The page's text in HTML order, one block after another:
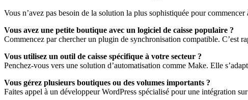
Vous n’avez pas besoin de la solution la plus sophistiquée pour
Vous avez une petite boutique avec un logiciel de caisse populaire ?
Commencez par chercher un plugin de synchronisation compatible. C’est
Vous utilisez un outil de caisse spécifique à votre secteur ?
Penchez-vous vers une solution d’automatisation comme Make. Elle
Vous gérez plusieurs boutiques ou des volumes importants ?
Faites appel à un développeur WordPress spécialisé pour une intégration